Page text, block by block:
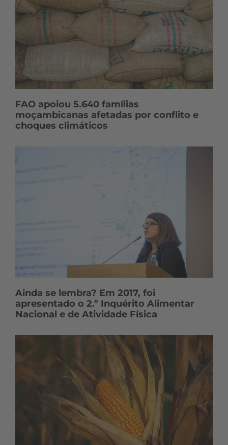
FAO apoiou 5.640 famílias
moçambicanas afetadas por conflito e
choques climáticos
Ainda se lembra? Em 2017, foi
apresentado o 2.º Inquérito Alimentar
Nacional e de Atividade Física